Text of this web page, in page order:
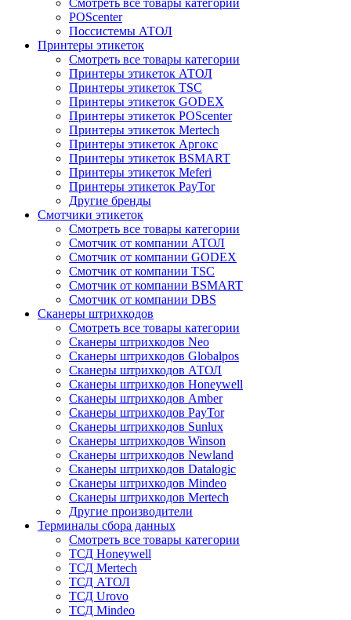
Смотреть все товары категории
POScenter
Поссистемы АТОЛ
Принтеры этикеток
Смотреть все товары категории
Принтеры этикеток АТОЛ
Принтеры этикеток TSC
Принтеры этикеток GODEX
Принтеры этикеток POScenter
Принтеры этикеток Mertech
Принтеры этикеток Аргокс
Принтеры этикеток BSMART
Принтеры этикеток Meferi
Принтеры этикеток PayTor
Другие бренды
Смотчики этикеток
Смотреть все товары категории
Смотчик от компании АТОЛ
Смотчик от компании GODEX
Смотчик от компании TSC
Смотчик от компании BSMART
Смотчик от компании DBS
Сканеры штрихкодов
Смотреть все товары категории
Сканеры штрихкодов Neo
Сканеры штрихкодов Globalpos
Сканеры штрихкодов АТОЛ
Сканеры штрихкодов Honeywell
Сканеры штрихкодов Amber
Сканеры штрихкодов PayTor
Сканеры штрихкодов Sunlux
Сканеры штрихкодов Winson
Сканеры штрихкодов Newland
Сканеры штрихкодов Datalogic
Сканеры штрихкодов Mindeo
Сканеры штрихкодов Mertech
Другие производители
Терминалы сбора данных
Смотреть все товары категории
ТСД Honeywell
ТСД Mertech
ТСД АТОЛ
ТСД Urovo
ТСД Mindeo